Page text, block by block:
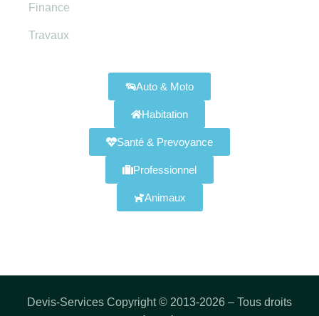
Finance
Travaux
Auto & Moto
Habitation
Santé & Prevoyance
Professionnel
Animaux
Devis-Services Copyright © 2013-2026 – Tous droits